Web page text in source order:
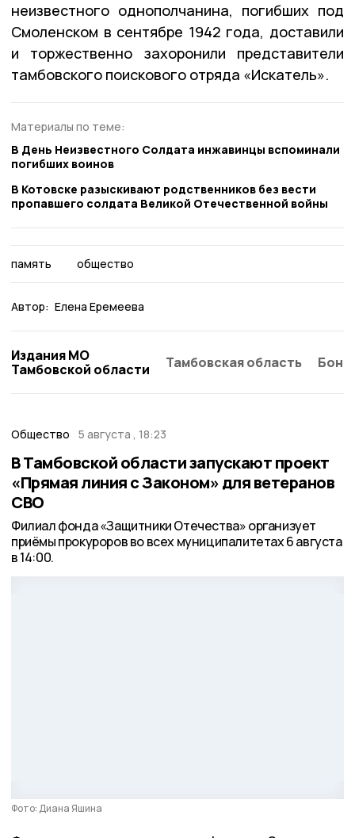
неизвестного однополчанина, погибших под
Смоленском в сентябре 1942 года, доставили
и торжественно захоронили представители
тамбовского поискового отряда «Искатель».
Материалы по теме:
В День Неизвестного Солдата инжавинцы вспоминали
погибших воинов
В Котовске разыскивают родственников без вести
пропавшего солдата Великой Отечественной войны
память общество
Автор: Елена Еремеева
Издания МО
Тамбовской области
Тамбовская область
Общество 5 августа , 18:23
В Тамбовской области запускают проект
«Прямая линия с Законом» для ветеранов
СВО
Филиал фонда «Защитники Отечества» организует
приёмы прокуроров во всех муниципалитетах 6 августа
в 14:00.
Фото: Диана Яшина